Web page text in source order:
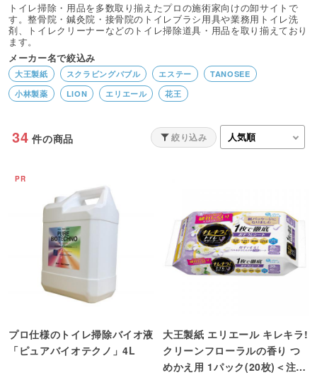
トイレ掃除・用品を多数取り揃えたプロの施術家向けの卸サイトで
す。整骨院・鍼灸院・接骨院のトイレブラシ用具や業務用トイレ洗
剤、トイレクリーナーなどのトイレ掃除道具・用品を取り揃えており
ます。
メーカー名で絞込み
大王製紙 スクラビングバブル エステー
TANOSEE
小林製薬
LION エリエール 花王
34 件の商品 絞り込み
プロ仕様のトイレ掃除バイオ液
「ピュアバイオテクノ」4L
大王製紙 エリエール キレキラ!
クリーンフローラルの香り つ
めかえ用 1パック(20枚)＜注文